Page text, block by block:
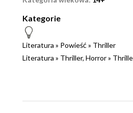
Kategorie
Literatura » Powieść » Thriller
Literatura » Thriller, Horror»